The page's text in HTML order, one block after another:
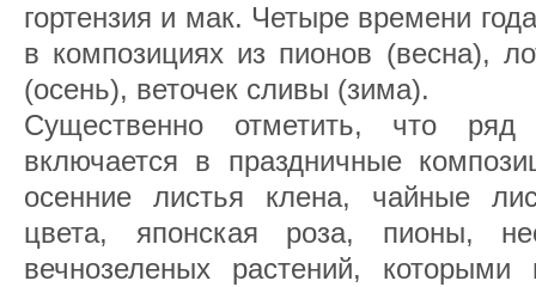
гортензия и мак. Четыре времени
в композициях из пионов (весна),
(осень), веточек сливы (зима).
Существенно отметить, что ряд
включается в праздничные
осенние листья клена, чайные
цвета, японская роза, пионы,
вечнозеленых растений,